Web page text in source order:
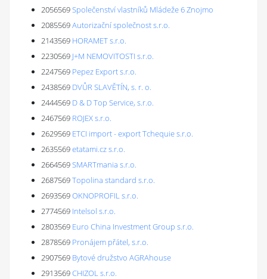
2056569Společenství vlastníků Mládeže 6 Znojmo
2085569Autorizační společnost s.r.o.
2143569 HORAMET s.r.o.
2230569 J+M NEMOVITOSTI s.r.o.
2247569 Pepez Export s.r.o.
2438569 DVŮR SLAVĚTÍN, s. r. o.
2444569 D & D Top Service, s.r.o.
2467569 ROJEX s.r.o.
2629569 ETCI import - export Tchequie s.r.o.
2635569etatami.cz s.r.o.
2664569SMARTmania s.r.o.
2687569Topolina standard s.r.o.
2693569OKNOPROFIL s.r.o.
2774569 Intelsol s.r.o.
2803569 Euro China Investment Group s.r.o.
2878569 Pronájem přátel, s.r.o.
2907569 Bytové družstvo AGRAhouse
2913569CHIZOL s.r.o.